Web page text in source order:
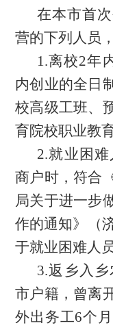
在本市首
营的下列人员
1.离校2年
内创业的全日
校高级工班、
育院校职业教
2.就业困
商户时，符合
局关于进一步
作的通知》（
于就业困难人
3.返乡入
市户籍，曾离
外出务工6个